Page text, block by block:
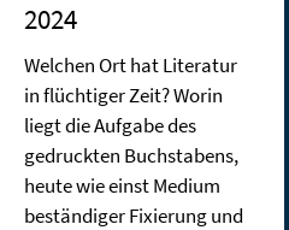
2024
Welchen Ort hat Literatur
in flüchtiger Zeit? Worin
liegt die Aufgabe des
gedruckten Buchstabens,
heute wie einst Medium
beständiger Fixierung und